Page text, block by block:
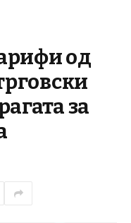
од
за